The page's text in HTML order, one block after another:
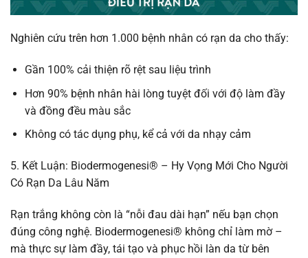
Nghiên cứu trên hơn 1.000 bệnh nhân có rạn da cho thấy:
Gần 100% cải thiện rõ rệt sau liệu trình
Hơn 90% bệnh nhân hài lòng tuyệt đối với độ làm đầy
và đồng đều màu sắc
Không có tác dụng phụ, kể cả với da nhạy cảm
5. Kết Luận: Biodermogenesi® – Hy Vọng Mới Cho Người
Có Rạn Da Lâu Năm
Rạn trắng không còn là “nỗi đau dài hạn” nếu bạn chọn
đúng công nghệ. Biodermogenesi® không chỉ làm mờ –
mà thực sự làm đầy, tái tạo và phục hồi làn da từ bên